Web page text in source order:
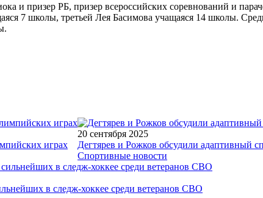
и призер РБ, призер всероссийских соревнований и
7 школы, третьей Лея Басимова учащаяся 14 школы.
играх
20 сентября 2025
Дегтярев и Рожков обсудили адаптивный
Спортивные новости
в следж-хоккее среди ветеранов СВО